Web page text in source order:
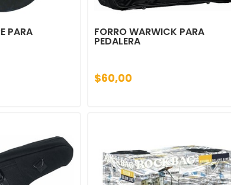
PARA FORRO WARWICK PARA
PEDALERA
$60,00